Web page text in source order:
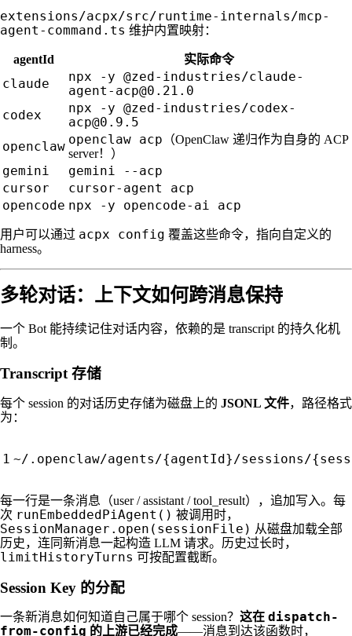
extensions/acpx/src/runtime-internals/mcp-
agent-command.ts 维护内置映射：
agentId 实际命令
claude
npx -y @zed-industries/claude-
agent-acp@0.21.0
codex
npx -y @zed-industries/codex-
acp@0.9.5
openclaw openclaw acp （OpenClaw 递归作为自身的 ACP
server！）
gemini
gemini --acp
cursor
cursor-agent acp
opencode npx -y opencode-ai acp
用户可以通过 acpx config 覆盖这些命令，指向自定义的
harness。
多轮对话：上下文如何跨消息保持
一个 Bot 能持续记住对话内容，依赖的是 transcript 的持久化机
制。
Transcript 存储
每个 session 的对话历史存储为磁盘上的 JSONL 文件，路径格式
为：
每一行是一条消息（user / assistant / tool_result），追加写入。每
次 runEmbeddedPiAgent() 被调用时，
SessionManager.open(sessionFile) 从磁盘加载全部
历史，连同新消息一起构造 LLM 请求。历史过长时，
limitHistoryTurns 可按配置截断。
Session Key 的分配
一条新消息如何知道自己属于哪个 session？ 这在 dispatch-
from-config 的上游已经完成——消息到达该函数时，